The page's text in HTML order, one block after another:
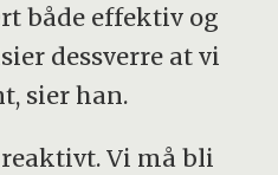
både effektiv og
dessverre at vi
sier han.
Vi må bli